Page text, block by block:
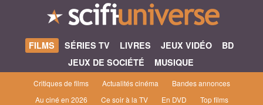
FILMS SÉRIES TV LIVRES JEUX VIDÉO
BD
JEUX DE SOCIÉTÉ
MUSIQUE
Critiques de films Actualités cinéma
Bandes annonces
Au ciné en 2026
Ce soir à la TV En DVD
Top films